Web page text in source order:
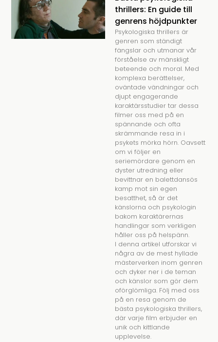
thrillers: En guide till
genrens höjdpunkter
Psykologiska thrillers är
genren som ständigt
fängslar och utmanar vår
förståelse av mänskligt
beteende och moral. Med
komplexa berättelser,
oväntade vändningar och
djupt engagerande
karaktärsstudier tar dessa
filmer oss med på en
spännande och ofta
skrämmande resa in i
psykets mörka hörn. Oavsett
om vi följer en
seriemördare genom en
dyster utredning eller
bevittnar en balettdansös
kamp mot sin egen
besatthet, så är det
känslorna och psykologin
bakom karaktärernas
handlingar som verkligen
håller oss på helspänn.
I denna artikel utforskar vi
några av de mest hyllade
mästerverken inom genren
och dyker ner i de teman
och känslor som gör dem
oförglömliga. Följ med oss
på en resa genom de
bästa psykologiska thrillers,
där varje film erbjuder en
unik och kittlande
upplevelse.